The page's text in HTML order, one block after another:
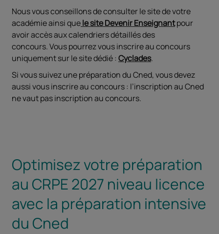
Nous vous conseillons de consulter le site de votre
académie ainsi quele site Devenir Enseignantpour
avoir accès aux calendriers détaillés des
concours. Vous pourrez vous inscrire au concours
uniquement sur le site dédié : Cyclades.
Si vous suivez une préparation du Cned, vous devez
aussi vous inscrire au concours : l’inscription au Cned
ne vaut pas inscription au concours.
Optimisez votre préparation
au CRPE 2027 niveau licence
avec la préparation intensive
du Cned